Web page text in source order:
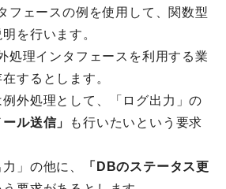
フェースの例を使用して、関数型
を行います。
理インタフェースを利用する業
するとします。
外処理として、「ログ出力」の
ル送信」
も行いたいという要求
」の他に、
「DBのステータス更